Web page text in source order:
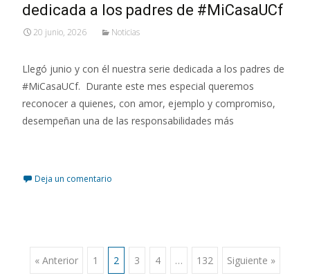
dedicada a los padres de #MiCasaUCf
20 junio, 2026 Noticias
Llegó junio y con él nuestra serie dedicada a los padres de
#MiCasaUCf. Durante este mes especial queremos
reconocer a quienes, con amor, ejemplo y compromiso,
desempeñan una de las responsabilidades más
Deja un comentario
« Anterior 1 2 3 4 … 132 Siguiente »